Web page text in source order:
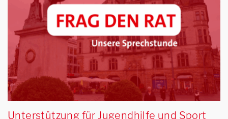
Unterstützung für Jugendhilfe und Sport